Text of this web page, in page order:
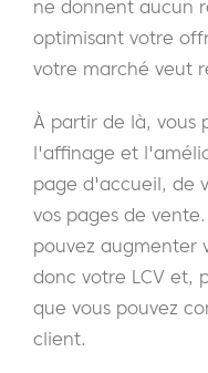
ne donnent aucun
optimisant votre
votre marché veut
À partir de là, vous
l'affinage et
page d'accueil, de
vos pages de
pouvez augmenter
donc votre LCV et,
que vous pouvez
client.